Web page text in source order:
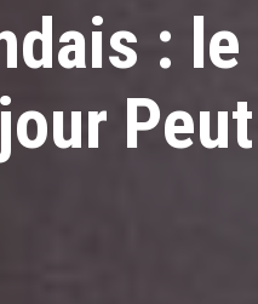
: le
Peut